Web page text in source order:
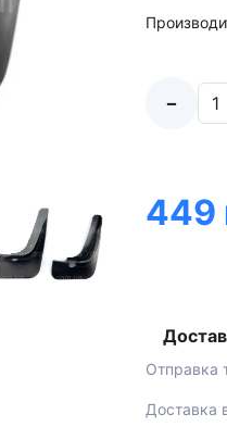
-
449
Отправка
Доставка